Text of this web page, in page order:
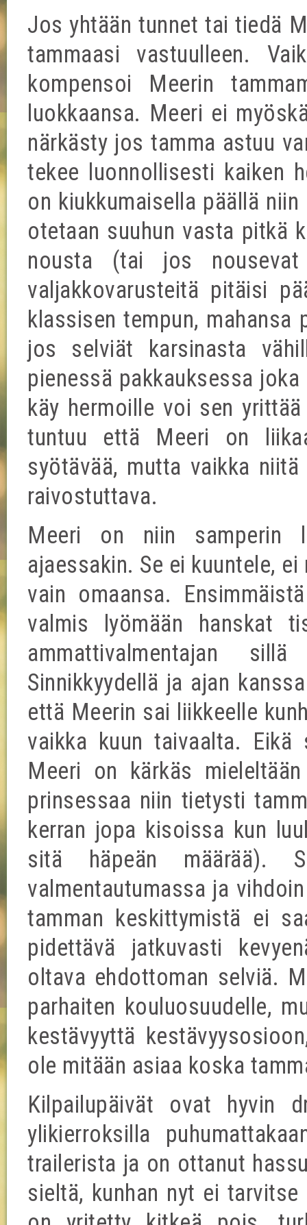
Jos yhtään tunnet tai tiedä
tammaasi vastuulleen.
kompensoi Meerin
luokkaansa. Meeri ei
närkästy jos tamma astuu
tekee luonnollisesti kaiken
on kiukkumaisella päällä
otetaan suuhun vasta pitkä
nousta (tai jos
valjakkovarusteitä pitäisi
klassisen tempun, mahansa
jos selviät karsinasta
pienessä pakkauksessa
käy hermoille voi sen
tuntuu että Meeri on
syötävää, mutta vaikka
raivostuttava.
Meeri on niin samperin
ajaessakin. Se ei kuuntele,
vain omaansa.
valmis lyömään hanskat
ammattivalmentajan
Sinnikkyydellä ja ajan
että Meerin sai liikkeelle
vaikka kuun taivaalta. Eikä
Meeri on kärkäs
prinsessaa niin tietysti
kerran jopa kisoissa kun
sitä häpeän määrää).
valmentautumassa ja
tamman keskittymistä ei
pidettävä jatkuvasti
oltava ehdottoman selviä.
parhaiten kouluosuudelle,
kestävyyttä
ole mitään asiaa koska
Kilpailupäivät ovat hyvin
ylikierroksilla
trailerista ja on ottanut
sieltä, kunhan nyt ei